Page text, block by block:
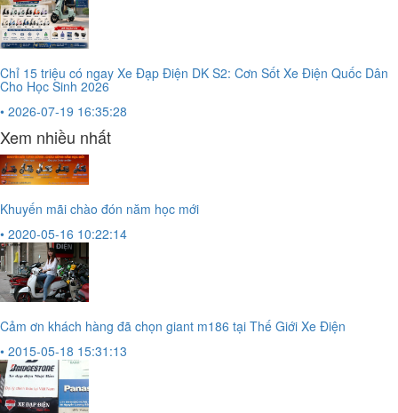
Chỉ 15 triệu có ngay Xe Đạp Điện DK S2: Cơn Sốt Xe Điện Quốc Dân
Cho Học Sinh 2026
• 2026-07-19 16:35:28
Xem nhiều nhất
Khuyến mãi chào đón năm học mới
• 2020-05-16 10:22:14
Cảm ơn khách hàng đã chọn giant m186 tại Thế Giới Xe Điện
• 2015-05-18 15:31:13